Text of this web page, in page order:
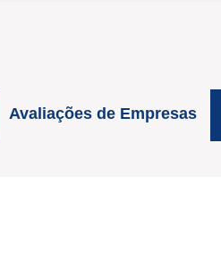
Avaliações de Empresas